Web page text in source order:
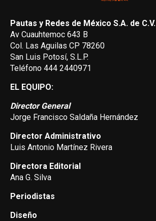
Pautas y Redes de México S.A. de C.V.
Av Cuauhtemoc 643 B
Col. Las Aguilas CP 78260
San Luis Potosí, S.L.P.
Teléfono 444 2440971
EL EQUIPO:
Director General
Jorge Francisco Saldaña Hernández
Director Administrativo
Luis Antonio Martínez Rivera
Directora Editorial
Ana G. Silva
Periodistas
Diseño